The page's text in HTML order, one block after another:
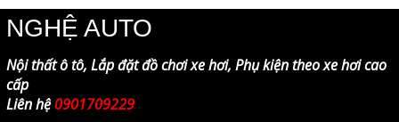
NGHỆ AUTO
Nội thất ô tô, Lắp đặt đồ chơi xe hơi, Phụ kiện theo xe hơi cao
cấp
Liên hệ 0901709229